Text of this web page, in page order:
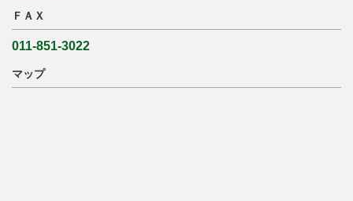
ＦＡＸ
011-851-3022
マップ